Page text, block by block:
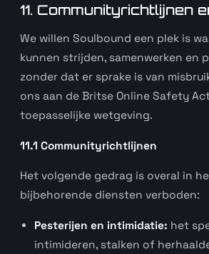
11. Communityrichtlijnen
We willen Soulbound een plek is
kunnen strijden, samenwerken en
zonder dat er sprake is van
ons aan de Britse Online Safety
toepasselijke wetgeving.
11.1 Communityrichtlijnen
Het volgende gedrag is overal in
bijbehorende diensten verboden:
Pesterijen en intimidatie: het
intimideren, stalken of